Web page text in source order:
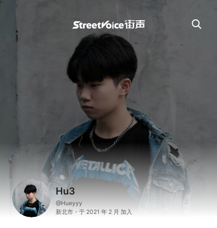
Hu3
@Hueyyy
新北市・于 2021 年 2 月 加入